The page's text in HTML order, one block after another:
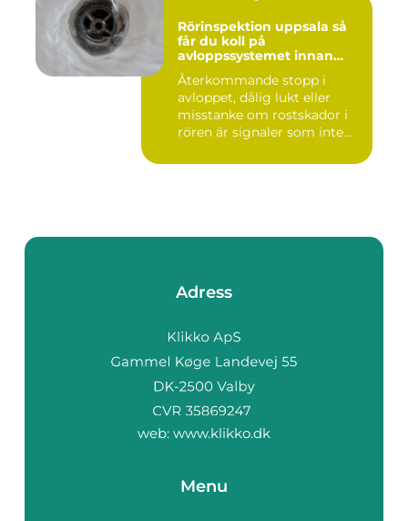
Rörinspektion uppsala så
får du koll på
avloppssystemet innan
problemen växer
Återkommande stopp i
avloppet, dålig lukt eller
misstanke om rostskador i
rören är signaler som inte...
Adress
web: www.klikko.dk
Menu